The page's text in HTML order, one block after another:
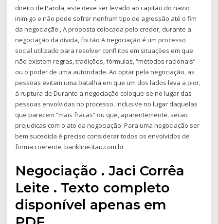
direito de Parola, este deve ser levado ao capitão do navio
inimigo e não pode sofrer nenhum tipo de agressão até o fim
da negociação., A proposta colocada pelo credor, durante a
negociação da dívida, foi tão A negociação é um processo
social utilizado para resolver conﬂ itos em situações em que
não existem regras, tradições, fórmulas, “métodos racionais”
ou o poder de uma autoridade. Ao optar pela negociação, as
pessoas evitam uma batalha em que um dos lados leva a pior,
à ruptura de Durante a negociação coloque-se no lugar das
pessoas envolvidas no processo, inclusive no lugar daquelas
que parecem “mais fracas” ou que, aparentemente, serão
prejudicas com o ato da negociação. Para uma negociação ser
bem sucedida é preciso considerar todos os envolvidos de
forma coerente, bankline.itau.com.br
Negociação . Jaci Corrêa
Leite . Texto completo
disponível apenas em